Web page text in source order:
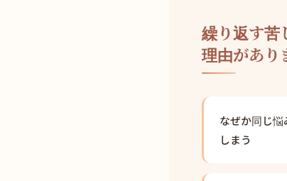
繰り返す苦
理由があり
なぜか同じ
しまう